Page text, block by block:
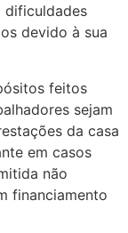
dificuldades
devido à sua
feitos
sejam
da casa
em casos
não
financiamento